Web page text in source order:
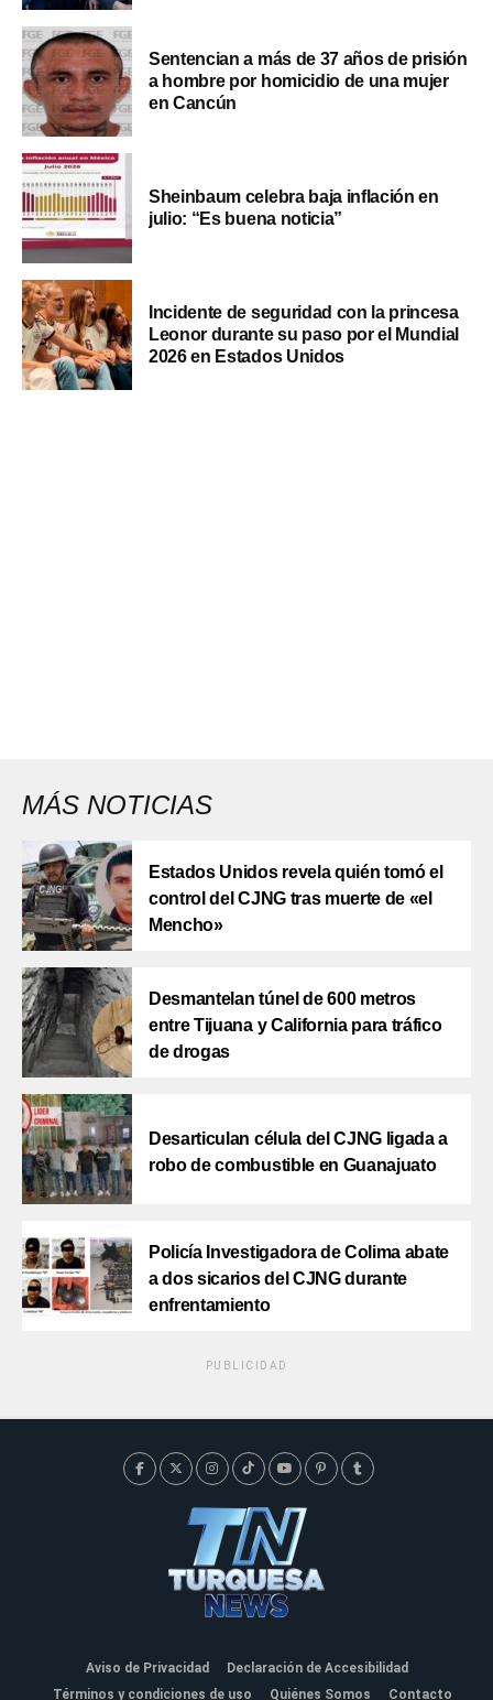
Sentencian a más de 37 años de prisión
a hombre por homicidio de una mujer
en Cancún
Sheinbaum celebra baja inflación en
julio: “Es buena noticia”
Incidente de seguridad con la princesa
Leonor durante su paso por el Mundial
2026 en Estados Unidos
MÁS NOTICIAS
Estados Unidos revela quién tomó el
control del CJNG tras muerte de «el
Mencho»
Desmantelan túnel de 600 metros
entre Tijuana y California para tráfico
de drogas
Desarticulan célula del CJNG ligada a
robo de combustible en Guanajuato
Policía Investigadora de Colima abate
a dos sicarios del CJNG durante
enfrentamiento
PUBLICIDAD
Aviso de Privacidad
Declaración de Accesibilidad
Términos y condiciones de uso
Quiénes Somos Contacto